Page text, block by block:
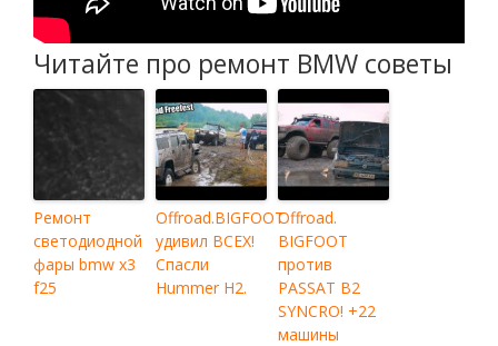
Читайте про ремонт BMW советы
Ремонт
светодиодной
фары bmw x3
f25
Offroad.BIGFOOT
удивил ВСЕХ!
Спасли
Hummer H2.
Offroad.
BIGFOOT
против
PASSAT B2
SYNCRO! +22
машины